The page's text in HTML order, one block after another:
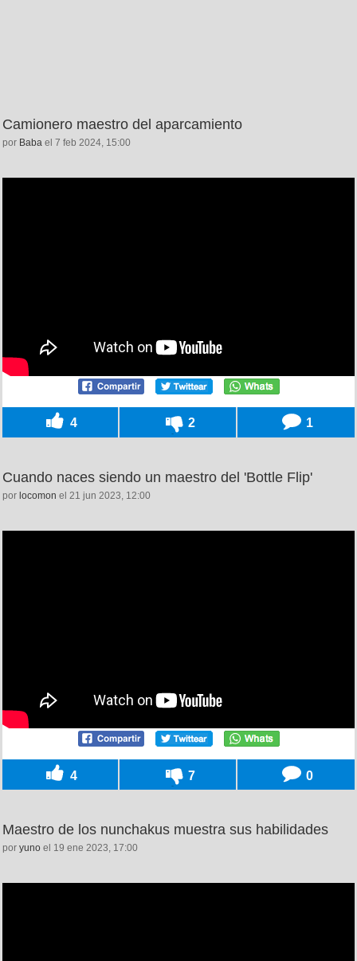
Camionero maestro del aparcamiento
por Baba el 7 feb 2024, 15:00
4 2 1
Cuando naces siendo un maestro del 'Bottle Flip'
por locomon el 21 jun 2023, 12:00
4 7 0
Maestro de los nunchakus muestra sus habilidades
por yuno el 19 ene 2023, 17:00